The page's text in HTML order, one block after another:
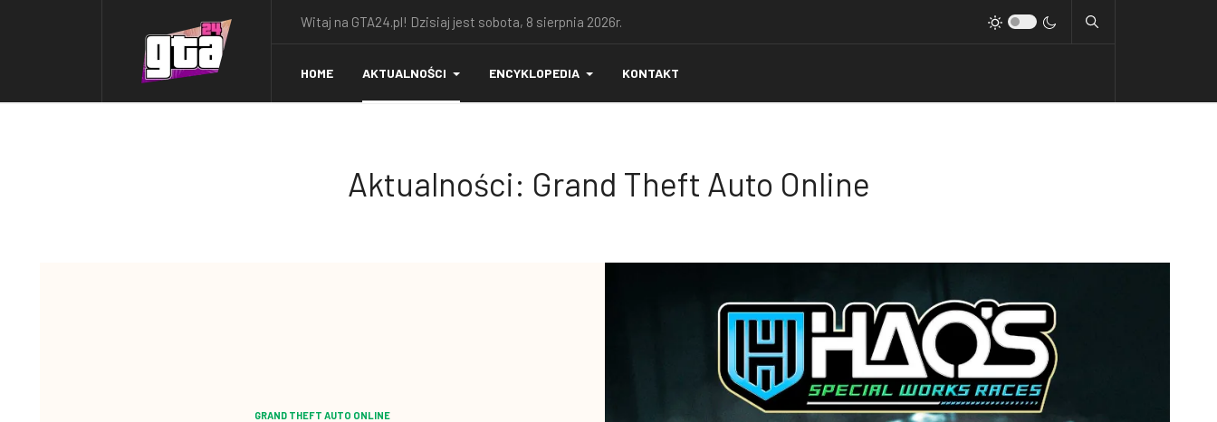
Witaj na GTA24.pl! Dzisiaj jest sobota, 8 sierpnia 2026r.
HOME AKTUALNOŚCI ENCYKLOPEDIA KONTAKT
Aktualności: Grand Theft Auto Online
GRAND THEFT AUTO ONLINE